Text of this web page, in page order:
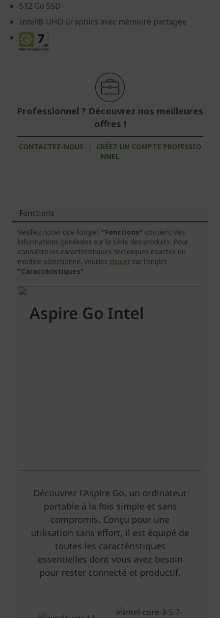
512 Go SSD
Intel® UHD Graphics avec mémoire partagée
Professionnel ? Découvrez nos meilleures
offres !
CONTACTEZ-NOUS |
CRÉEZ UN COMPTE PROFESSIO
NNEL
Fonctions
Veuillez noter que l'onglet "Fonctions" contient des
informations générales sur la série des produits. Pour
connaître les caractéristiques techniques exactes du
modèle sélectionné, veuillez cliquer sur l'onglet
"Caractéristiques".